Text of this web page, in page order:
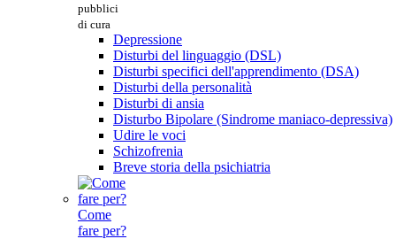
pubblici
di cura
Depressione
Disturbi del linguaggio (DSL)
Disturbi specifici dell'apprendimento (DSA)
Disturbi della personalità
Disturbi di ansia
Disturbo Bipolare (Sindrome maniaco-depressiva)
Udire le voci
Schizofrenia
Breve storia della psichiatria
Come
fare per?